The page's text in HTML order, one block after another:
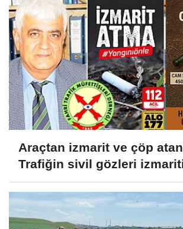
Araçtan izmarit ve çöp
Trafiğin sivil gözleri
affetmeyecek